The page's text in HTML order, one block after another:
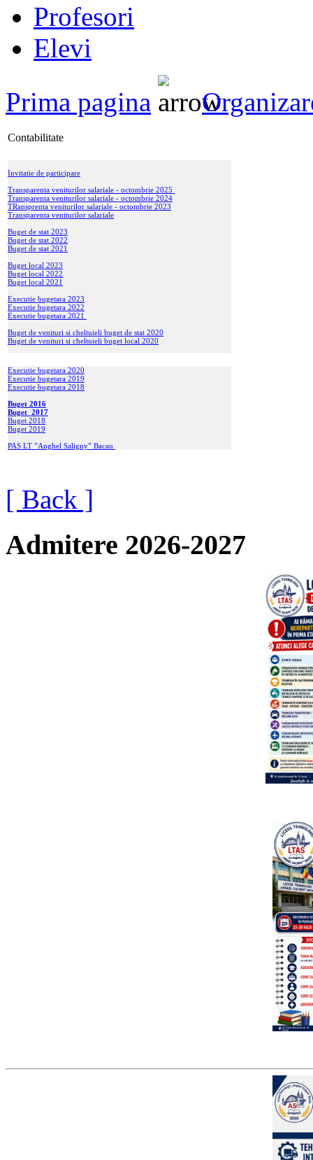
Profesori
Elevi
Prima pagina
Contabilitate
Invitatie de participare
Transparenta veniturilor salariale - octombrie 2025
Transparenta veniturilor salariale - octombrie 2024
TRansprenta veniturilor salariale - octombrie 2023
Transparenta veniturilor salariale
Buget de stat 2023
Buget de stat 2022
Buget de stat 2021
Buget local 2023
Buget local 2022
Buget local 2021
Executie bugetara 2023
Executie bugetara 2022
Executie bugetara 2021
Buget de venituri si cheltuieli buget de stat 2020
Buget de venituri si cheltuieli buget local 2020
Executie bugetara 2020
Executie bugetara 2019
Executie bugetara 2018
Buget 2016
Buget 2017
Buget 2018
Buget 2019
PAS LT ”Anghel Saligny” Bacau
[ Back ]
Admitere 2026-2027